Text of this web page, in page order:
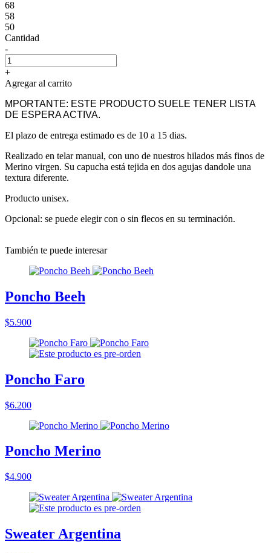
68
58
50
Cantidad
-
+
Agregar al carrito
MPORTANTE: ESTE PRODUCTO SUELE TENER LISTA
DE ESPERA ACTIVA.
El plazo de entrega estimado es de 10 a 15 dias.
Realizado en telar manual, con uno de nuestros hilados más finos de
Merino virgen. Su capucha está tejida en dos agujas dandole una
textura diferente.
Producto unisex.
Opcional: se puede elegir con o sin flecos en su terminación.
También te puede interesar
Poncho Beeh
$5.900
Poncho Faro
$6.200
Poncho Merino
$4.900
Sweater Argentina